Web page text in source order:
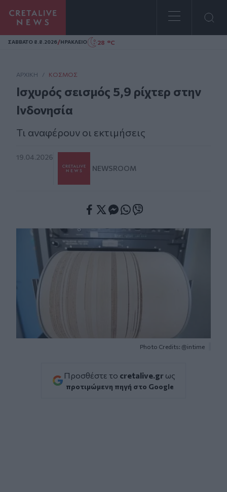
Homepage
ΣAΒΒΑΤΟ 8.8.2026/ΗΡΑΚΛΕΙΟ 28 °C
ΑΡΧΙΚΗ / ΚΌΣΜΟΣ
Ισχυρός σεισμός 5,9 ρίχτερ στην
Ινδονησία
Τι αναφέρουν οι εκτιμήσεις
19.04.2026
NEWSROOM
Photo Credits: @intime
Προσθέστε το cretalive.gr ως
προτιμώμενη πηγή στο Google